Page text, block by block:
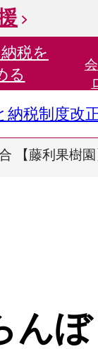
税を
る
納税制度改
【藤利果樹
んぼ